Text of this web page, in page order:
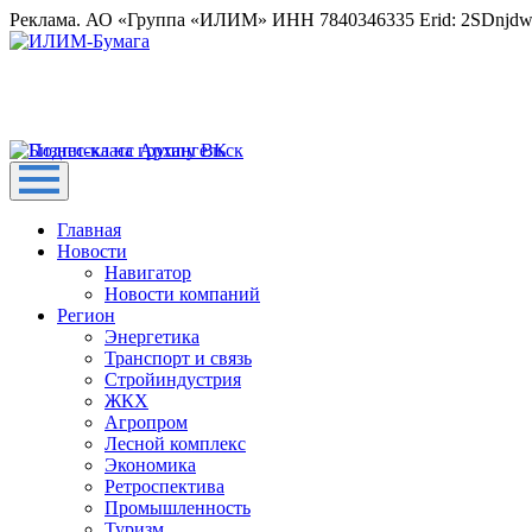
Реклама. АО «Группа «ИЛИМ» ИНН 7840346335 Erid:
Главная
Новости
Навигатор
Новости компаний
Регион
Энергетика
Транспорт и связь
Стройиндустрия
ЖКХ
Агропром
Лесной комплекс
Экономика
Ретроспектива
Промышленность